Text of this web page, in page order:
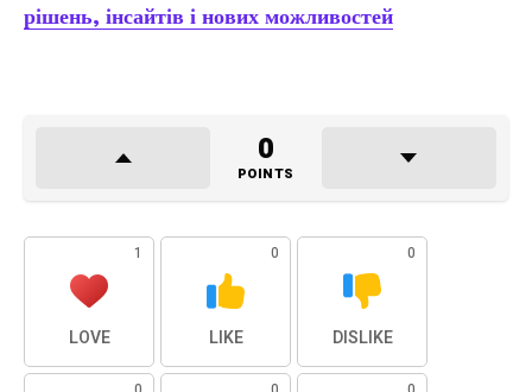
рішень, інсайтів і нових можливостей
0
POINTS
1
LOVE
0
LIKE
0
DISLIKE